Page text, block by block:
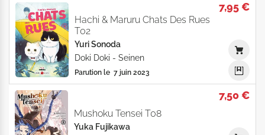
7,95 €
Hachi & Maruru Chats Des Rues
T02
Yuri Sonoda
Doki Doki - Seinen
Parution le 7 juin 2023
7,50 €
Mushoku Tensei T08
Yuka Fujikawa